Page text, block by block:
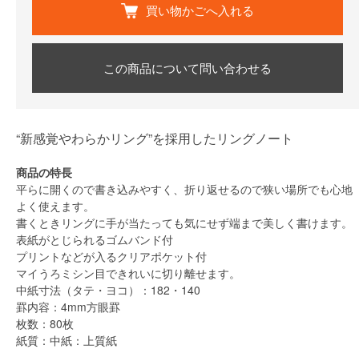
買い物かごへ入れる
この商品について問い合わせる
“新感覚やわらかリング”を採用したリングノート
商品の特長
平らに開くので書き込みやすく、折り返せるので狭い場所でも心地
よく使えます。
書くときリングに手が当たっても気にせず端まで美しく書けます。
表紙がとじられるゴムバンド付
プリントなどが入るクリアポケット付
マイうろミシン目できれいに切り離せます。
中紙寸法（タテ・ヨコ）：182・140
罫内容：4mm方眼罫
枚数：80枚
紙質：中紙：上質紙